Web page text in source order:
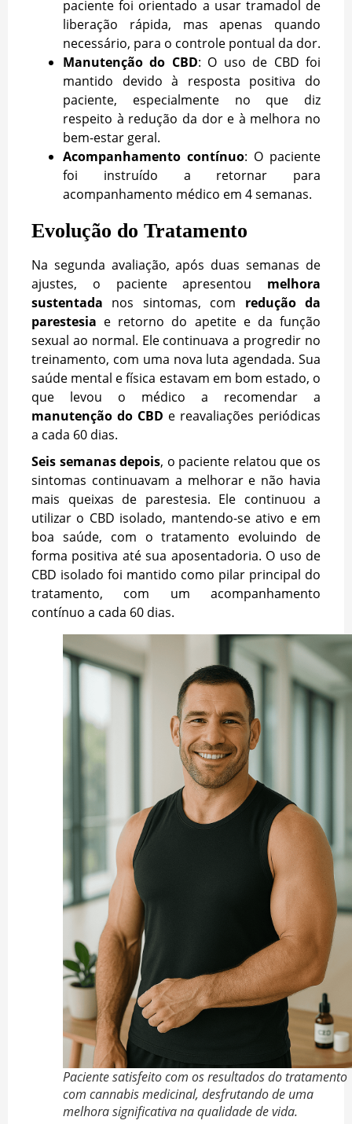
paciente foi orientado a usar tramadol de
liberação rápida, mas apenas quando
necessário, para o controle pontual da dor.
Manutenção do CBD: O uso de CBD foi
mantido devido à resposta positiva do
paciente, especialmente no que diz
respeito à redução da dor e à melhora no
bem-estar geral.
Acompanhamento contínuo: O paciente
foi instruído a retornar para
acompanhamento médico em 4 semanas.
Evolução do Tratamento
Na segunda avaliação, após duas semanas de
ajustes, o paciente apresentou melhora
sustentada nos sintomas, com redução da
parestesia e retorno do apetite e da função
sexual ao normal. Ele continuava a progredir no
treinamento, com uma nova luta agendada. Sua
saúde mental e física estavam em bom estado, o
que levou o médico a recomendar a
manutenção do CBD e reavaliações periódicas
a cada 60 dias.
Seis semanas depois, o paciente relatou que os
sintomas continuavam a melhorar e não havia
mais queixas de parestesia. Ele continuou a
utilizar o CBD isolado, mantendo-se ativo e em
boa saúde, com o tratamento evoluindo de
forma positiva até sua aposentadoria. O uso de
CBD isolado foi mantido como pilar principal do
tratamento, com um acompanhamento
contínuo a cada 60 dias.
Paciente satisfeito com os resultados do tratamento
com cannabis medicinal, desfrutando de uma
melhora significativa na qualidade de vida.